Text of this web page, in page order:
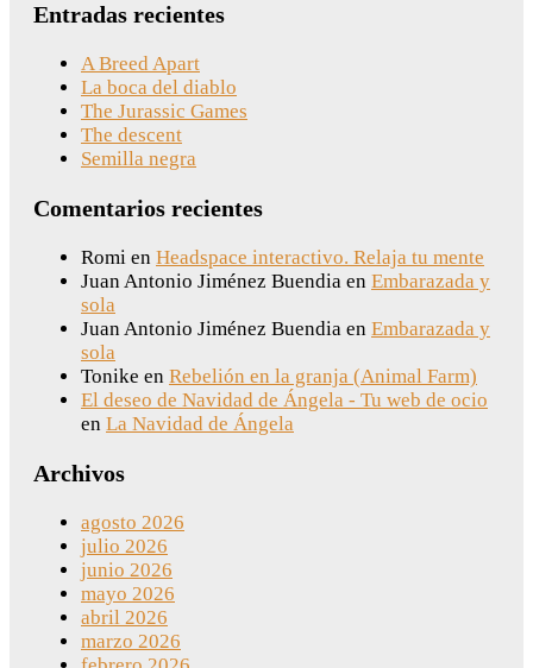
Entradas recientes
A Breed Apart
La boca del diablo
The Jurassic Games
The descent
Semilla negra
Comentarios recientes
Romi en Headspace interactivo. Relaja tu mente
Juan Antonio Jiménez Buendia en Embarazada y
sola
Juan Antonio Jiménez Buendia en Embarazada y
sola
Tonike en Rebelión en la granja (Animal Farm)
El deseo de Navidad de Ángela - Tu web de ocio
en La Navidad de Ángela
Archivos
agosto 2026
julio 2026
junio 2026
mayo 2026
abril 2026
marzo 2026